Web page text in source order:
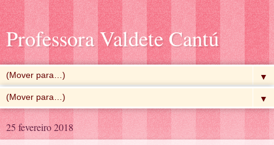
Professora Valdete Cantú
▼
▼
25 fevereiro 2018